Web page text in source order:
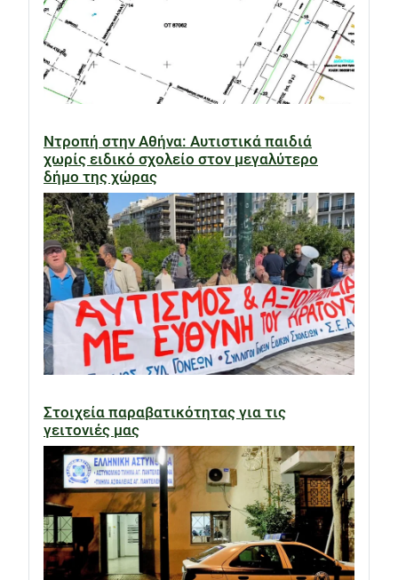
Ντροπή στην Αθήνα: Αυτιστικά παιδιά
χωρίς ειδικό σχολείο στον μεγαλύτερο
δήμο της χώρας
Στοιχεία παραβατικότητας για τις
γειτονιές μας